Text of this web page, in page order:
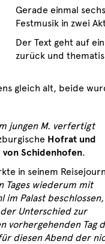
Gerade einmal
Festmusik in zwei
Der Text geht auf
zurück und
gleich alt, beide
jungen M. verfertigt
Hofrat und
Schidenhofen.
in seinem
Tages wiederum mit
im Palast beschlossen,
Unterschied zur
vorhergehenden Tag
diesen Abend der